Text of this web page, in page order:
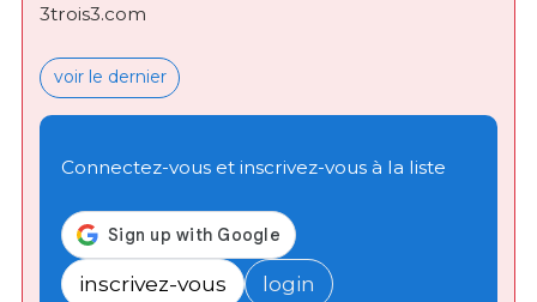
3trois3.com
voir le dernier
Connectez-vous et inscrivez-vous à la liste
inscrivez-vous login